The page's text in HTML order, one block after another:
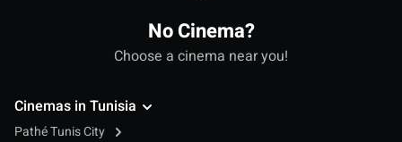
No Cinema?
Choose a cinema near you!
Cinemas in Tunisia
Pathé Tunis City